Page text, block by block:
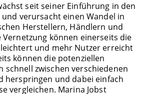
seit seiner Einführung in den
verursacht einen Wandel in
Herstellern, Händlern und
können einerseits die
und mehr Nutzer erreicht
können die potenziellen
schnell zwischen verschiedenen
herspringen und dabei einfach
vergleichen. Marina Jobst